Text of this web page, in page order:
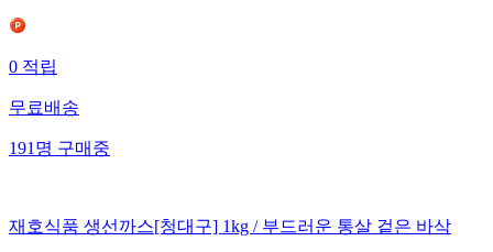
0 적립
무료배송
191 명 구매중
재호식품 생선까스[청대구] 1kg / 부드러운 통살 겉은 바삭